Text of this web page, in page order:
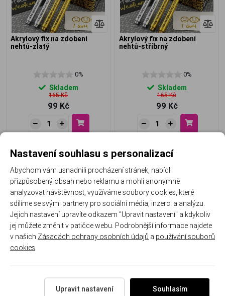
Akrylový fix na zdobení
nehtů-zlatý
0%
Skladem
165 Kč
99 Kč
Akrylový fix na zdobení
nehtů-stříbrný
0%
Skladem
165 Kč
99 Kč
NANI zdobící lak 5 ml - 3
Skladem
NANI zdobící lak 5 ml - 5
Skladem
Nastavení souhlasu s personalizací
Abychom vám usnadnili procházení stránek, nabídli
přizpůsobený obsah nebo reklamu a mohli anonymně
analyzovat návštěvnost, využíváme soubory cookies, které
sdílíme se svými partnery pro sociální média, inzerci a analýzu.
Jejich nastavení upravíte odkazem "Upravit nastavení" a kdykoliv
jej můžete změnit v patičce webu. Podrobnější informace najdete
v našich Zásadách ochrany osobních údajů a používání souborů
cookies
Upravit nastavení Souhlasím